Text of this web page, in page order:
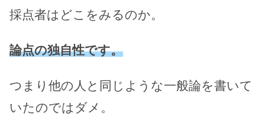
採点者はどこをみるのか。
論点の独自性です。
つまり他の人と同じような一般論を書いて
いたのではダメ。